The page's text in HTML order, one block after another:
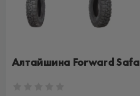
Алтайшина Forward